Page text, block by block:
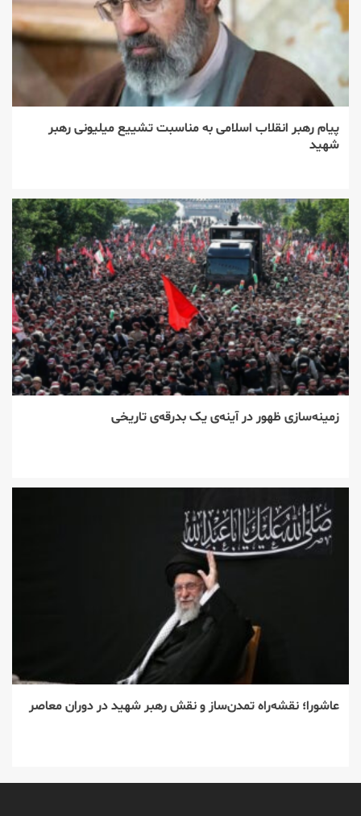
پیام رهبر انقلاب اسلامی به مناسبت تشییع میلیونی رهبر
شهید
زمینه‌سازی ظهور در آینه‌ی یک بدرقه‌ی تاریخی
عاشورا؛ نقشه‌راه تمدن‌ساز و نقش رهبر شهید در دوران معاصر